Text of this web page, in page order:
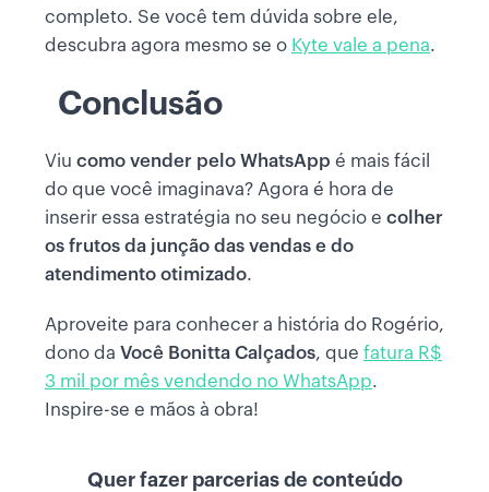
completo. Se você tem dúvida sobre ele,
descubra agora mesmo se o Kyte vale a pena.
Conclusão
Viu como vender pelo WhatsApp é mais fácil
do que você imaginava? Agora é hora de
inserir essa estratégia no seu negócio e colher
os frutos da junção das vendas e do
atendimento otimizado.
Aproveite para conhecer a história do Rogério,
dono da Você Bonitta Calçados, que fatura R$
3 mil por mês vendendo no WhatsApp.
Inspire-se e mãos à obra!
Quer fazer parcerias de conteúdo